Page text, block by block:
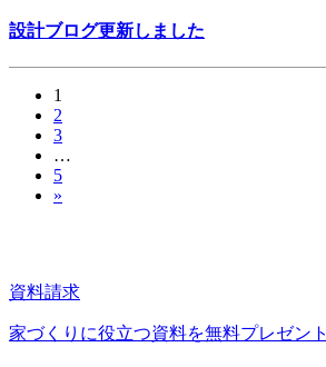
設計ブログ更新しました
ジ
送
り
1
2
3
…
5
»
資料請求
家づくりに役立つ資料を無料プレゼント